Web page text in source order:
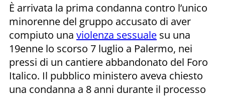
È arrivata la prima condanna contro l’unico
minorenne del gruppo accusato di aver
compiuto una violenza sessuale su una
19enne lo scorso 7 luglio a Palermo, nei
pressi di un cantiere abbandonato del Foro
Italico. Il pubblico ministero aveva chiesto
una condanna a 8 anni durante il processo